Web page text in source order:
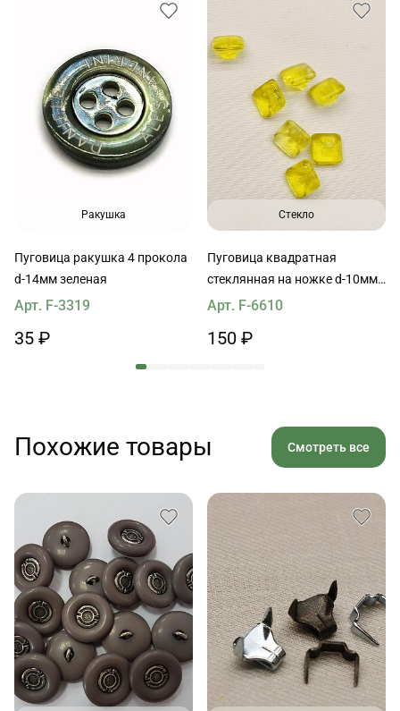
Ракушка
Пуговица ракушка 4 прокола
d-14мм зеленая
Арт. F-3319
35 ₽
Стекло
Пуговица квадратная
стеклянная на ножке d-10мм
желтая прозрачная
Арт. F-6610
150 ₽
Похожие товары Смотреть все